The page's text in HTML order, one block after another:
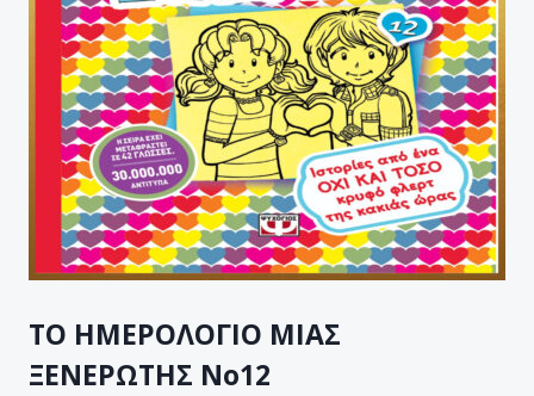
ΤΟ ΗΜΕΡΟΛΟΓΙΟ ΜΙΑΣ
ΞΕΝΕΡΩΤΗΣ Νο12